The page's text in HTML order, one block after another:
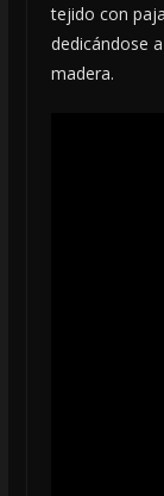
tejido con
dedicándose
madera.